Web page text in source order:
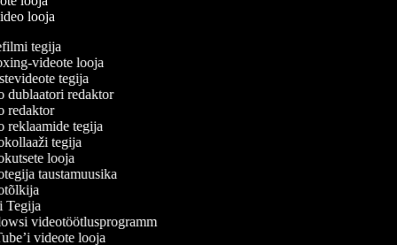
looja
tegija
videote looja
tegija
redaktor
tegija
tegija
looja
taustamuusika
videotöötlusprogramm
videote looja